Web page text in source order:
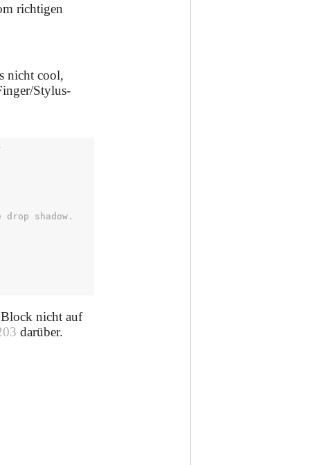
richtigen
nicht cool,
Stylus-
shadow.
Block nicht auf
darüber.